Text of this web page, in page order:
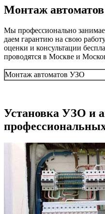
Монтаж
Мы профессионально
даем гарантию на свою
оценки и консультации
проводятся в Москве и
Монтаж автоматов УЗО
Установка УЗО и